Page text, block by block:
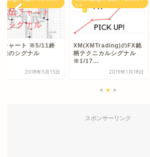
チャート ※5/11終
値のシグナル
2018年5月13日
ナル
XM(XMTrading)のFX銘
柄テクニカルシグナル
※1/17...
2019年1月18日
スポンサーリンク